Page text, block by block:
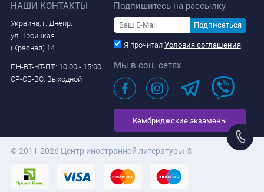
НАШИ КОНТАКТЫ
Украина, г. Днепр.
ул. Троицкая
(Красная) 14
ПН-ВТ-ЧТ-ПТ: 10:00 - 15:00
СР-СБ-ВС: Выходной
Подпишитесь на рассылку
Подписаться
Я прочитал Условия соглашения
Мы в соц. сетях
Кембриджские экзамены
© 2011-2026 Центр иностранной литературы ®